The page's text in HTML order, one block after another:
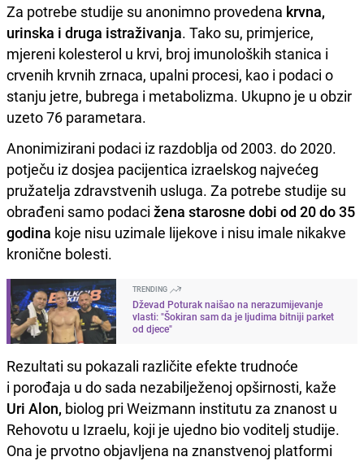
Za potrebe studije su anonimno provedena krvna,
urinska i druga istraživanja. Tako su, primjerice,
mjereni kolesterol u krvi, broj imunoloških stanica i
crvenih krvnih zrnaca, upalni procesi, kao i podaci o
stanju jetre, bubrega i metabolizma. Ukupno je u obzir
uzeto 76 parametara.
Anonimizirani podaci iz razdoblja od 2003. do 2020.
potječu iz dosjea pacijentica izraelskog najvećeg
pružatelja zdravstvenih usluga. Za potrebe studije su
obrađeni samo podaci žena starosne dobi od 20 do 35
godina koje nisu uzimale lijekove i nisu imale nikakve
kronične bolesti.
TRENDING
Dževad Poturak naišao na nerazumijevanje
vlasti: "Šokiran sam da je ljudima bitniji parket
od djece"
Rezultati su pokazali različite efekte trudnoće
i porođaja u do sada nezabilježenoj opširnosti, kaže
Uri Alon, biolog pri Weizmann institutu za znanost u
Rehovotu u Izraelu, koji je ujedno bio voditelj studije.
Ona je prvotno objavljena na znanstvenoj platformi